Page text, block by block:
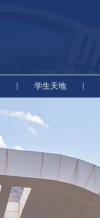
| 学生天地 |